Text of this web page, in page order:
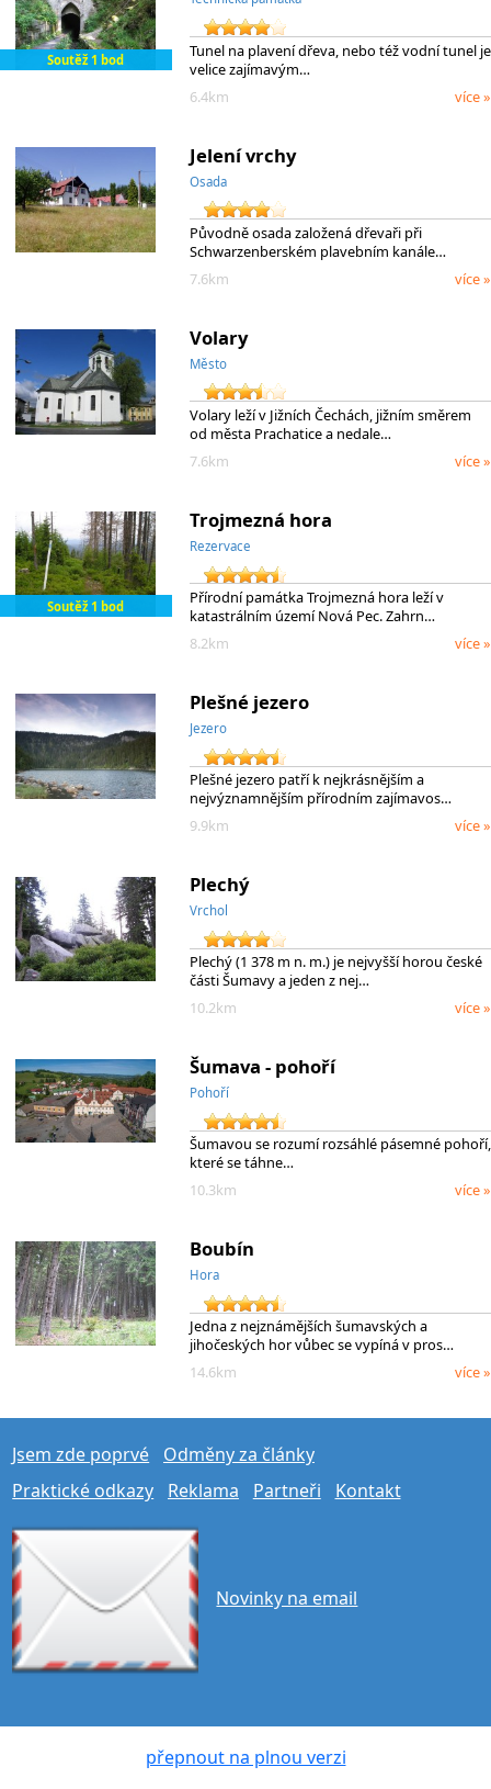
Soutěž 1 bod
Tunel na plavení dřeva, nebo též vodní tunel je
velice zajímavým…
6.4km
více »
Jelení vrchy
Osada
Původně osada založená dřevaři při
Schwarzenberském plavebním kanále…
7.6km
více »
Volary
Město
Volary leží v Jižních Čechách, jižním směrem
od města Prachatice a nedale…
7.6km
více »
Soutěž 1 bod
Trojmezná hora
Rezervace
Přírodní památka Trojmezná hora leží v
katastrálním území Nová Pec. Zahrn…
8.2km
více »
Plešné jezero
Jezero
Plešné jezero patří k nejkrásnějším a
nejvýznamnějším přírodním zajímavos…
9.9km
více »
Plechý
Vrchol
Plechý (1 378 m n. m.) je nejvyšší horou české
části Šumavy a jeden z nej…
10.2km
více »
Šumava - pohoří
Pohoří
Šumavou se rozumí rozsáhlé pásemné pohoří,
které se táhne…
10.3km
více »
Boubín
Hora
Jedna z nejznámějších šumavských a
jihočeských hor vůbec se vypíná v pros…
14.6km
více »
Jsem zde poprvé
Odměny za články
Praktické odkazy
Reklama Partneři Kontakt
Novinky na email
přepnout na plnou verzi